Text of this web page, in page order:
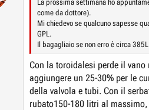
La prossima settimana ho
come da dottore).
Mi chiedevo se qualcuno sapesse
GPL.
Il bagagliaio se non erro è circa
Con la toroidalesi perde il
aggiungere un 25-30% per le
della valvola e tubi. Con il
rubato150-180 litri al